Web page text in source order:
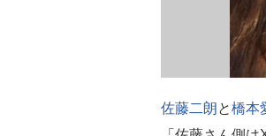
佐藤二朗と橋本